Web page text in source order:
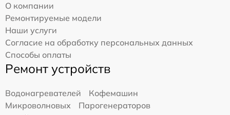
О компании
Ремонтируемые модели
Наши услуги
Согласие на обработку персональных данных
Способы оплаты
Ремонт устройств
Водонагревателей
Кофемашин
Микроволновых
Парогенераторов